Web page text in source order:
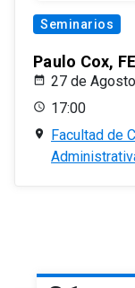
Seminarios
Paulo Cox,
27 de
17:00
Facultad de